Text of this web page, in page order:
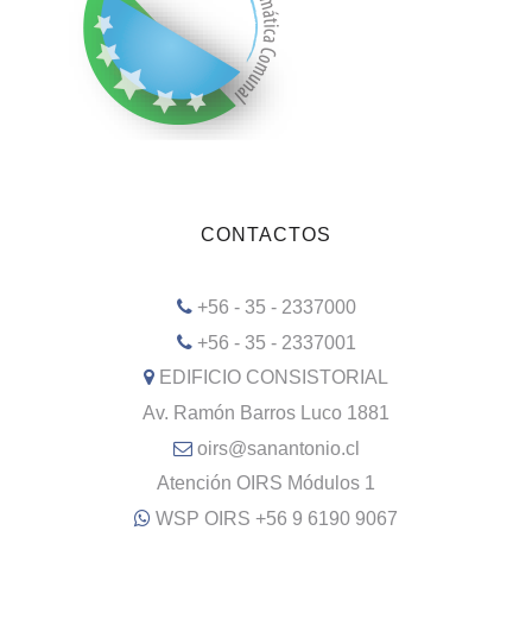
CONTACTOS
+56 - 35 - 2337000
+56 - 35 - 2337001
EDIFICIO CONSISTORIAL
Av. Ramón Barros Luco 1881
oirs@sanantonio.cl
Atención OIRS Módulos 1
WSP OIRS +56 9 6190 9067